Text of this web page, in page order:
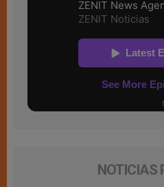
NOTICIAS